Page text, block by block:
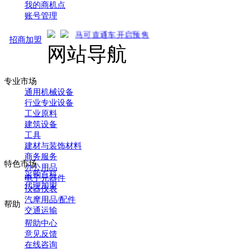
我的商机点
账号管理
招商加盟
马可直通车开启预售！全新推广 强势来袭！火热招
网站导航
专业市场
通用机械设备
行业专业设备
工业原料
建筑设备
工具
建材与装饰材料
商务服务
办公用品
电子元器件
仪器仪表
汽摩用品/配件
交通运输
特色市场
采购百科
代理加盟
帮助
帮助中心
意见反馈
在线咨询